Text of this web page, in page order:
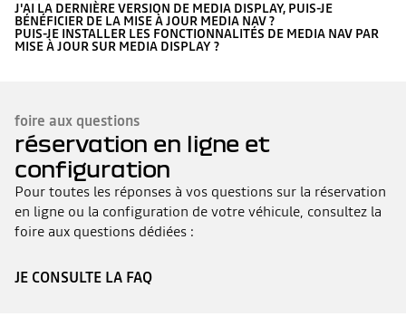
J'AI LA DERNIÈRE VERSION DE MEDIA DISPLAY, PUIS-JE
BÉNÉFICIER DE LA MISE À JOUR MEDIA NAV ?
PUIS-JE INSTALLER LES FONCTIONNALITÉS DE MEDIA NAV PAR
MISE À JOUR SUR MEDIA DISPLAY ?
foire aux questions
réservation en ligne et
configuration
Pour toutes les réponses à vos questions sur la réservation
en ligne ou la configuration de votre véhicule, consultez la
foire aux questions dédiées :
JE CONSULTE LA FAQ